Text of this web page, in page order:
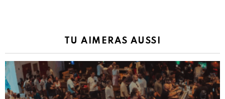
TU AIMERAS AUSSI